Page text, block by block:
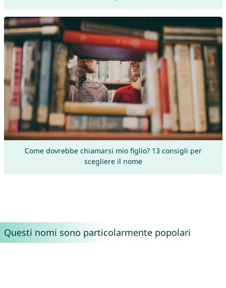
Come dovrebbe chiamarsi mio figlio? 13 consigli per
scegliere il nome
Questi nomi sono particolarmente popolari